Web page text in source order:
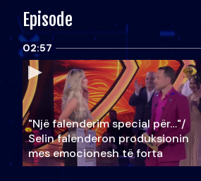
Episode
02:57
"Një falenderim special për…"/
Selin falënderon produksionin
mes emocionesh të forta